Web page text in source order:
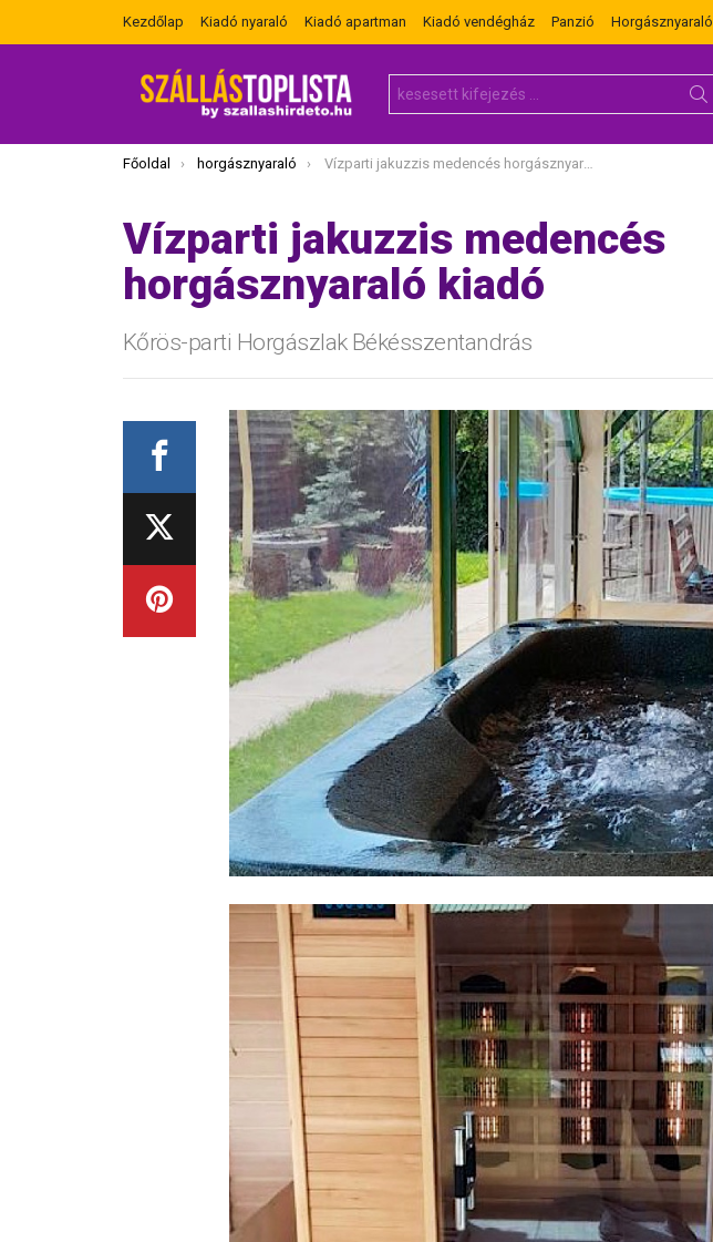
Kezdőlap Kiadó nyaraló Kiadó apartman Kiadó vendégház Panzió Horgásznyaraló
for:
Itt vagy most:
Főoldal horgásznyaraló Vízparti jakuzzis medencés horgásznyaraló kiadó
Vízparti jakuzzis medencés
horgásznyaraló kiadó
Kőrös-parti Horgászlak Békésszentandrás